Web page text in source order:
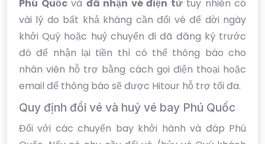
Phú Quốcvà đã nhận vé điện tửtuy nhiên có
vài lý do bất khả kháng cần đổi vé để dời ngày
khởi Quý hoặc huỷ chuyến đi đã đăng ký trước
đó để nhận lại tiền thì có thể thông báo cho
nhân viên hỗ trợ bằng cách gọi điện thoại hoặc
email để thông báo sẽ được Hitour hỗ trợ tối đa.
Quy định đổi vé và huỷ vé bay Phú Quốc
Đối với các chuyến bay khởi hành và đáp Phú